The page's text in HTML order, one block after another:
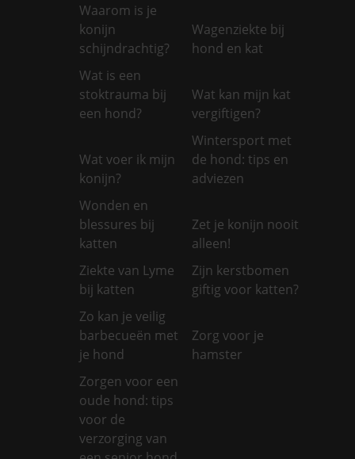
Waarom is je
konijn
schijndrachtig?
Wagenziekte bij
hond en kat
Wat is een
stoktrauma bij
een hond?
Wat kan mijn kat
vergiftigen?
Wat voer ik mijn
konijn?
Wintersport met
de hond: tips en
adviezen
Wonden en
blessures bij
katten
Zet je konijn nooit
alleen!
Ziekte van Lyme
bij katten
Zijn kerstbomen
giftig voor katten?
Zo kan je veilig
barbecueën met
je hond
Zorg voor je
hamster
Zorgen voor een
oude hond: tips
voor de
verzorging van